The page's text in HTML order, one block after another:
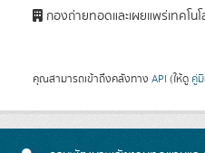
กองถ่ายทอดและเผยแพร่เทคโน
คุณสามารถเข้าถึงคลังทาง API (ให้ดู คู่